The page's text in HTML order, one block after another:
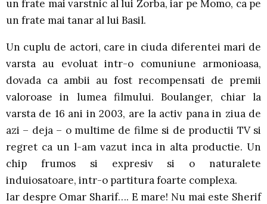
un frate mai varstnic al lui Zorba, iar pe Momo, ca pe
un frate mai tanar al lui Basil.
Un cuplu de actori, care in ciuda diferentei mari de
varsta au evoluat intr-o comuniune armonioasa,
dovada ca ambii au fost recompensati de premii
valoroase in lumea filmului. Boulanger, chiar la
varsta de 16 ani in 2003, are la activ pana in ziua de
azi – deja – o multime de filme si de productii TV si
regret ca un l-am vazut inca in alta productie. Un
chip frumos si expresiv si o naturalete
induiosatoare, intr-o partitura foarte complexa.
Iar despre Omar Sharif…. E mare! Nu mai este Sherif